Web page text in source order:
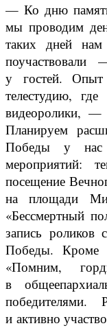
— Ко дню
мы проводим
таких дней нам
поучаствовали
у гостей.
телестудию,
видеоролики, —
Планируем
Победы у нас
мероприятий:
посещение
на площади
«Бессмертный
запись роликов
Победы. Кроме
«Помним,
в
победителями.
и активно